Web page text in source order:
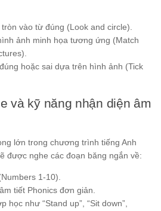
vào từ đúng (Look and circle).
ảnh minh họa tương ứng (Match
hoặc sai dựa trên hình ảnh (Tick
và kỹ năng nhận diện âm
lớn trong chương trình tiếng Anh
được nghe các đoạn băng ngắn về:
1-10).
tiết Phonics đơn giản.
học như “Stand up”, “Sit down”,